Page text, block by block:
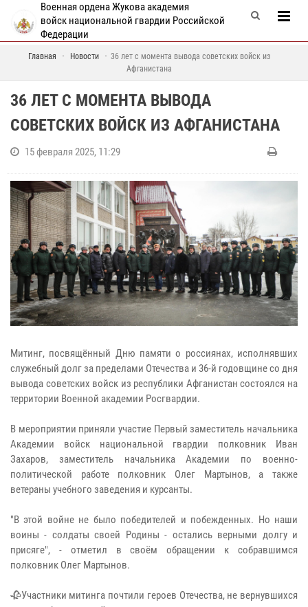
Военная ордена Жукова академия
войск национальной гвардии Российской
Федерации
Главная Новости
36 лет с момента вывода советских войск из
Афганистана
36 ЛЕТ С МОМЕНТА ВЫВОДА
СОВЕТСКИХ ВОЙСК ИЗ АФГАНИСТАНА
15 февраля 2025, 11:29
Митинг, посвящённый Дню памяти о россиянах, исполнявших
служебный долг за пределами Отечества и 36-й годовщине со дня
вывода советских войск из республики Афганистан состоялся на
территории Военной академии Росгвардии.
В мероприятии приняли участие Первый заместитель начальника
Академии войск национальной гвардии полковник Иван
Захаров, заместитель начальника Академии по военно-
политической работе полковник Олег Мартынов, а также
ветераны учебного заведения и курсанты.
"В этой войне не было победителей и побежденных. Но наши
воины - солдаты своей Родины - остались верными долгу и
присяге", - отметил в своём обращении к собравшимся
полковник Олег Мартынов.
🥀Участники митинга почтили героев Отечества, не вернувшихся